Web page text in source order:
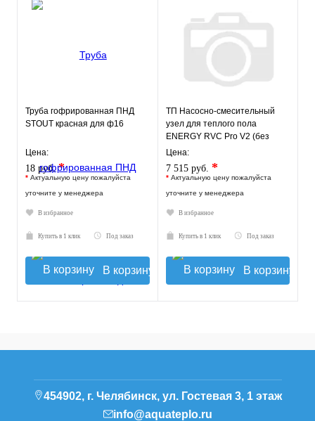
Труба гофрированная ПНД
STOUT красная для ф16
Цена:
18 руб.*
* Актуальную цену пожалуйста
уточните у менеджера
В избранное
Купить в 1 клик Под заказ
В корзину
ТП Насосно-смесительный
узел для теплого пола
ENERGY RVC Pro V2 (без
насоса)
Цена:
7 515 руб. *
* Актуальную цену пожалуйста
уточните у менеджера
В избранное
Купить в 1 клик Под заказ
В корзину
454902, г. Челябинск, ул. Гостевая 3, 1 этаж
info@aquateplo.ru